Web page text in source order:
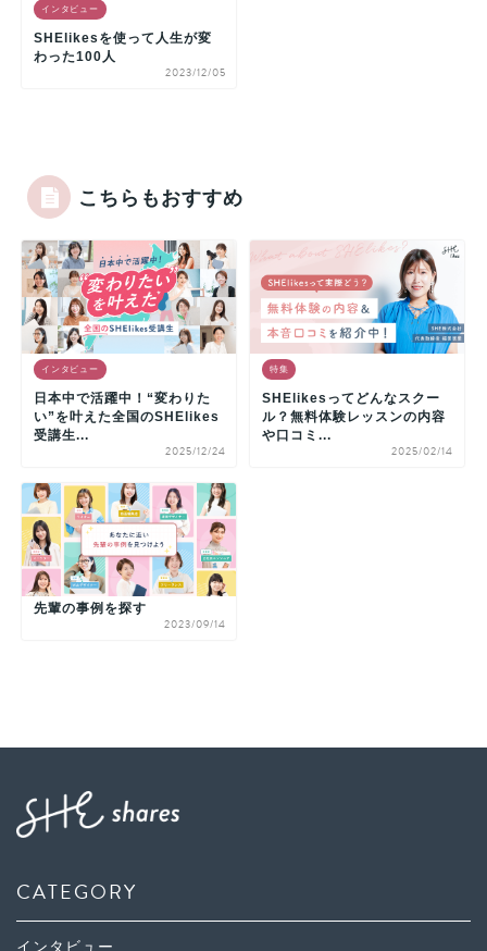
インタビュー
SHElikesを使って人生が変
わった100人
2023/12/05
こちらもおすすめ
インタビュー
日本中で活躍中！“変わりた
い”を叶えた全国のSHElikes
受講生...
2025/12/24
特集
SHElikesってどんなスクー
ル？無料体験レッスンの内容
や口コミ...
2025/02/14
先輩の事例を探す
2023/09/14
CATEGORY
インタビュー